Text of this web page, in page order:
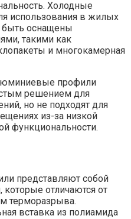
Холодные
использования в жилых
быть оснащены
такими как
и многокамерная
профили
решением для
но не подходят для
из-за низкой
функциональности.
представляют собой
отличаются от
терморазрыва.
вставка из полиамида